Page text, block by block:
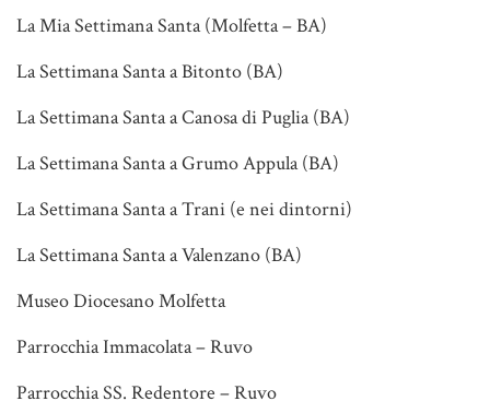
La Mia Settimana Santa (Molfetta – BA)
La Settimana Santa a Bitonto (BA)
La Settimana Santa a Canosa di Puglia (BA)
La Settimana Santa a Grumo Appula (BA)
La Settimana Santa a Trani (e nei dintorni)
La Settimana Santa a Valenzano (BA)
Museo Diocesano Molfetta
Parrocchia Immacolata – Ruvo
Parrocchia SS. Redentore – Ruvo